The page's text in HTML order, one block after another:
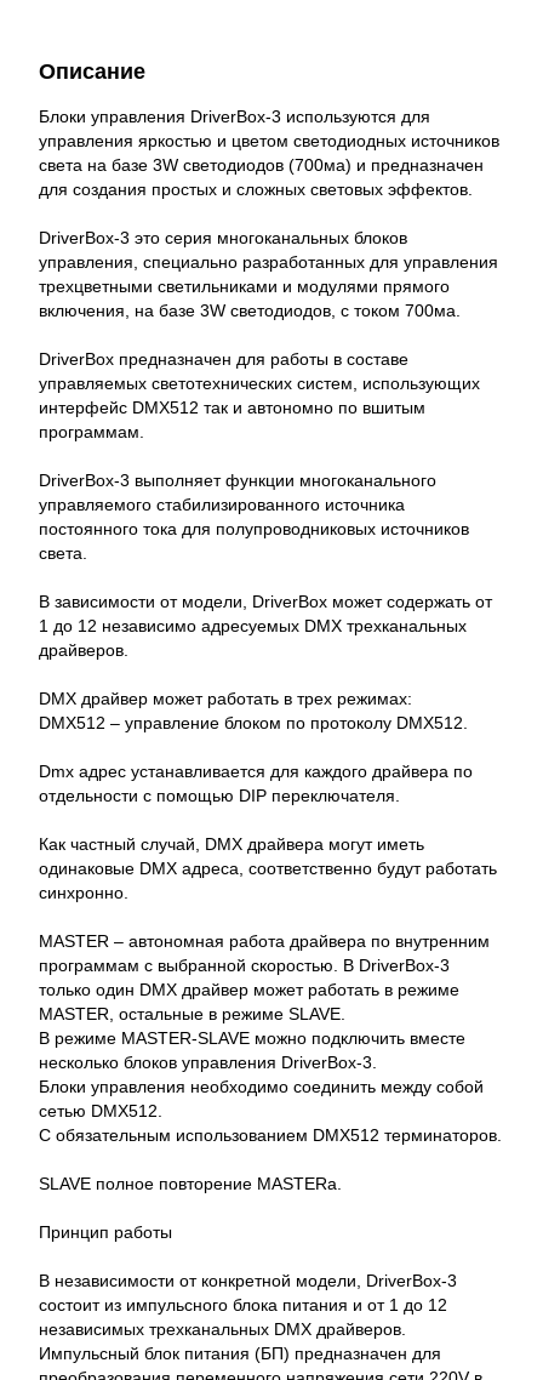
Описание
Блоки управления DriverBox-3 используются для
управления яркостью и цветом светодиодных источников
света на базе 3W светодиодов (700ма) и предназначен
для создания простых и сложных световых эффектов.
DriverBox-3 это серия многоканальных блоков
управления, специально разработанных для управления
трехцветными светильниками и модулями прямого
включения, на базе 3W светодиодов, с током 700ма.
DriverBox предназначен для работы в составе
управляемых светотехнических систем, использующих
интерфейс DMX512 так и автономно по вшитым
программам.
DriverBox-3 выполняет функции многоканального
управляемого стабилизированного источника
постоянного тока для полупроводниковых источников
света.
В зависимости от модели, DriverBox может содержать от
1 до 12 независимо адресуемых DMX трехканальных
драйверов.
DMX драйвер может работать в трех режимах:
DMX512 – управление блоком по протоколу DMX512.
Dmx адрес устанавливается для каждого драйвера по
отдельности с помощью DIP переключателя.
Как частный случай, DMX драйвера могут иметь
одинаковые DMX адреса, соответственно будут работать
синхронно.
MASTER – автономная работа драйвера по внутренним
программам с выбранной скоростью. В DriverBox-3
только один DMX драйвер может работать в режиме
MASTER, остальные в режиме SLAVE.
В режиме MASTER-SLAVE можно подключить вместе
несколько блоков управления DriverBox-3.
Блоки управления необходимо соединить между собой
сетью DMX512.
С обязательным использованием DMX512 терминаторов.
SLAVE полное повторение MASTERа.
Принцип работы
В независимости от конкретной модели, DriverBox-3
состоит из импульсного блока питания и от 1 до 12
независимых трехканальных DMX драйверов.
Импульсный блок питания (БП) предназначен для